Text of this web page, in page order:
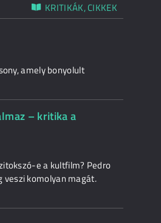
KRITIKÁK, CIKKEK
amely bonyolult
– kritika a
e a kultfilm? Pedro
veszi komolyan magát.